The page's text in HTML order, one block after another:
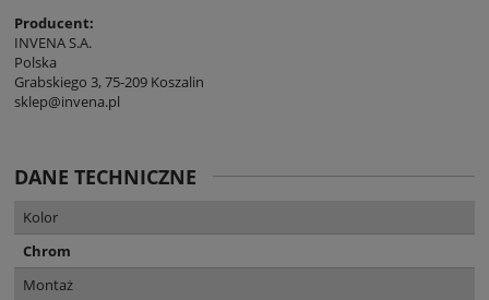
Producent:
INVENA S.A.
Polska
Grabskiego 3, 75-209 Koszalin
sklep@invena.pl
DANE TECHNICZNE
Kolor
Chrom
Montaż